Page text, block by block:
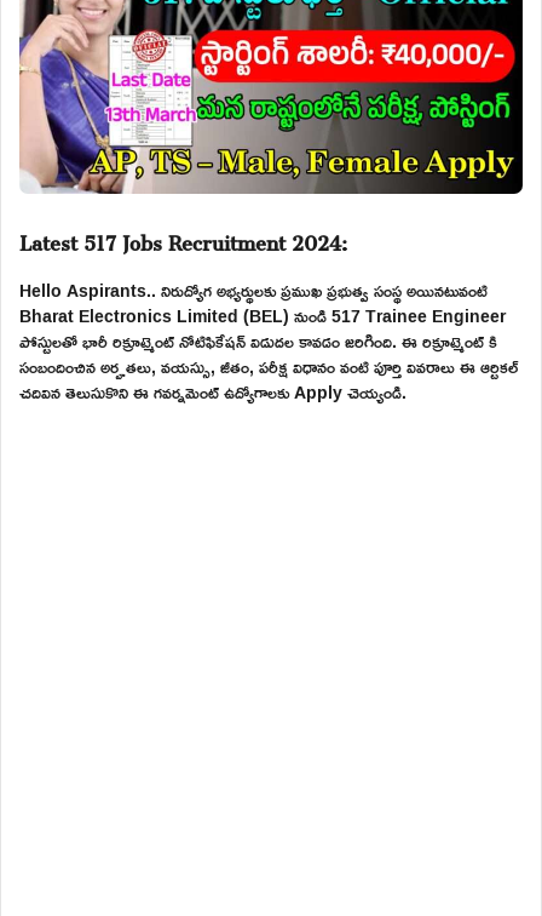
Latest 517 Jobs Recruitment 2024:
Hello Aspirants.. నిరుద్యోగ అభ్యర్థులకు ప్రముఖ ప్రభుత్వ సంస్థ అయినటువంటి
Bharat Electronics Limited (BEL) నుండి 517 Trainee Engineer
పోస్టులతో భారీ రిక్రూట్మెంట్ నోటిఫికేషన్ విడుదల కావడం జరిగింది. ఈ రిక్రూట్మెంట్ కి
సంబందించిన అర్హతలు, వయస్సు, జీతం, పరీక్ష విధానం వంటి పూర్తి వివరాలు ఈ ఆర్టికల్
చదివిన తెలుసుకొని ఈ గవర్నమెంట్ ఉద్యోగాలకు Apply చెయ్యండి.